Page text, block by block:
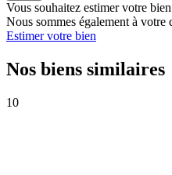
Vous souhaitez estimer votre
Nous sommes également à votre
Estimer votre bien
Nos biens similaires
10